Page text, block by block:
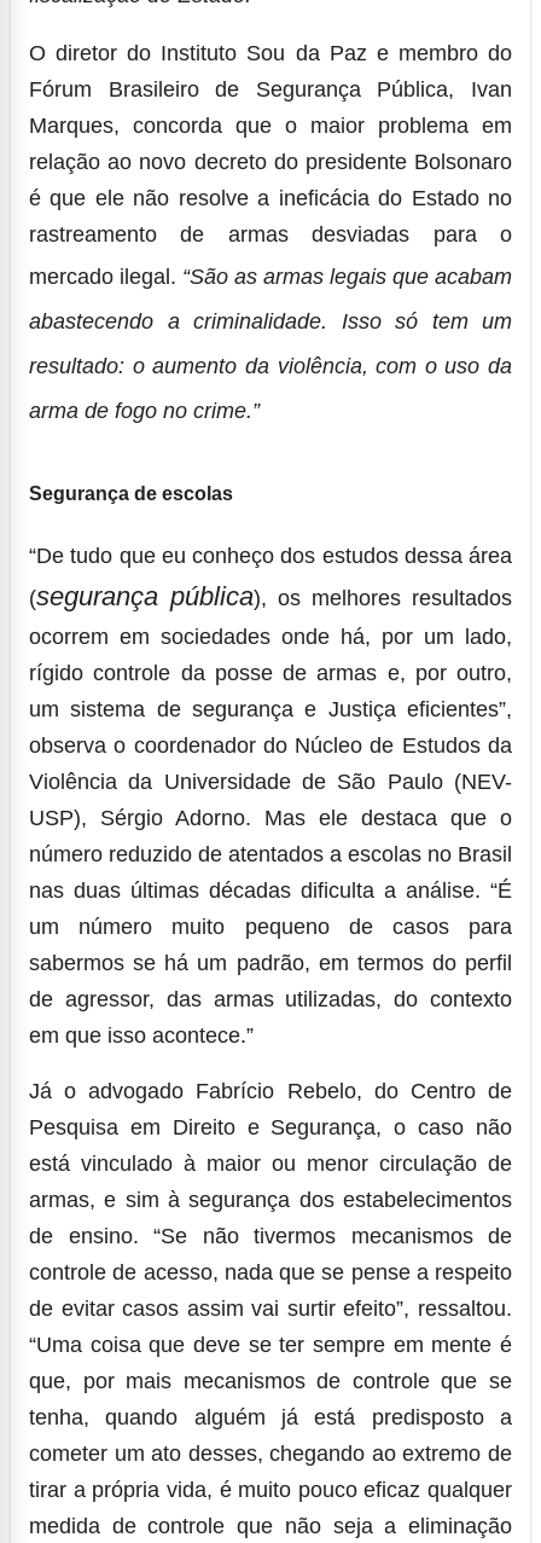
O diretor do Instituto Sou da Paz e membro do
Fórum Brasileiro de Segurança Pública, Ivan
Marques, concorda que o maior problema em
relação ao novo decreto do presidente Bolsonaro
é que ele não resolve a ineficácia do Estado no
rastreamento de armas desviadas para o
mercado ilegal. “São as armas legais que acabam
abastecendo a criminalidade. Isso só tem um
resultado: o aumento da violência, com o uso da
arma de fogo no crime.”
Segurança de escolas
“De tudo que eu conheço dos estudos dessa área
(segurança pública), os melhores resultados
ocorrem em sociedades onde há, por um lado,
rígido controle da posse de armas e, por outro,
um sistema de segurança e Justiça eficientes”,
observa o coordenador do Núcleo de Estudos da
Violência da Universidade de São Paulo (NEV-
USP), Sérgio Adorno. Mas ele destaca que o
número reduzido de atentados a escolas no Brasil
nas duas últimas décadas dificulta a análise. “É
um número muito pequeno de casos para
sabermos se há um padrão, em termos do perfil
de agressor, das armas utilizadas, do contexto
em que isso acontece.”
Já o advogado Fabrício Rebelo, do Centro de
Pesquisa em Direito e Segurança, o caso não
está vinculado à maior ou menor circulação de
armas, e sim à segurança dos estabelecimentos
de ensino. “Se não tivermos mecanismos de
controle de acesso, nada que se pense a respeito
de evitar casos assim vai surtir efeito”, ressaltou.
“Uma coisa que deve se ter sempre em mente é
que, por mais mecanismos de controle que se
tenha, quando alguém já está predisposto a
cometer um ato desses, chegando ao extremo de
tirar a própria vida, é muito pouco eficaz qualquer
medida de controle que não seja a eliminação